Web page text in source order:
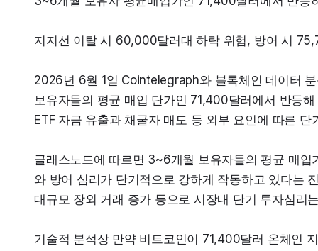
지지선 이탈 시 60,000달러대 하락 위험, 방어 시
2026년 6월 1일 Cointelegraph와 블록체인 데이터
보유자들의 평균 매입 단가인 71,400달러에서 반등
ETF 자금 유출과 채굴자 매도 등 외부 요인에 따른
글래스노드에 따르면 3~6개월 보유자들의 평균 매
와 방어 심리가 단기적으로 강하게 작동하고 있다는
대규모 장외 거래 증가 등으로 시장내 단기 투자심리
기술적 분석상 만약 비트코인이 71,400달러 온체인